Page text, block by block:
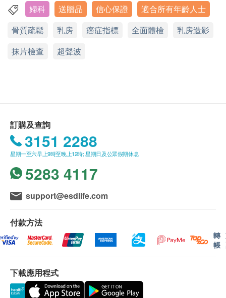
骨質密度 重點項目
骨質密度( 椎骨, 髖關節)
報告 重點項目
基本健康評估
體重
身高
血壓
病歷評估
體質指標
血脂
高密度膽固醇
低密度膽固醇
甲狀腺超聲波
檢查甲狀腺的大小、形狀和結構是否存在異常，例如結節、腫
瘤、甲狀腺炎或囊腫等。
HK$1,650.0
盆腔超聲波
檢查子宮及卵巢，發現囊腫或子宮內膜異位，無輻射安全。
HK$
檢測維他命D水平，水平過低導致骨骼健康問題、如骨質疏
鬆、骨軟化症或佝僂病。
HK$900.0
人類乳頭狀瘤病毒測試 - 只限女性
HK$929.0
確認信以確認身份。
- 所有身體檢查計劃有效期為六個月，客人必須於六
個月內(由確認付款日期起計)完成有關檢查，逾期作
廢。
- 訂購一經確認，不可更改已訂購之檢查項目或退
需時間或客人指明特定時段)而有所延長。
- 所有身體檢查並非作醫療診斷或治療用途。
- 如有任何爭議，「健康網購health.ESDlife」及仁安
有效期
本身體檢查計劃有效期為六個月，客人必須於六個月
內(由確認付款日期起計)接受有關檢查，逾期作廢。
報告
天跟進檢查報告， 工作天不包括星期六、日及公眾假
期。輪候報告講解時間會因應不同情況(如個別化驗項
目所需時間或客人指明特定時段)而有所延長。
沙田大圍富健街18號醫院大樓2樓
顯示地圖
電話：(852) 2608 3170
婦科 送贈品 信心保證
適合所有年齡人士
骨質疏鬆
乳房 癌症指標 全面體檢
乳房造影
抹片檢查
超聲波
訂購及查詢
3151 2288
星期一至六早上9時至晚上12時; 星期日及公眾假期休息
5283 4117
support@esdlife.com
付款方法
轉
帳
下載應用程式